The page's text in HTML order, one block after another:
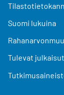
Suomi lukuina
Tulevat julkaisut